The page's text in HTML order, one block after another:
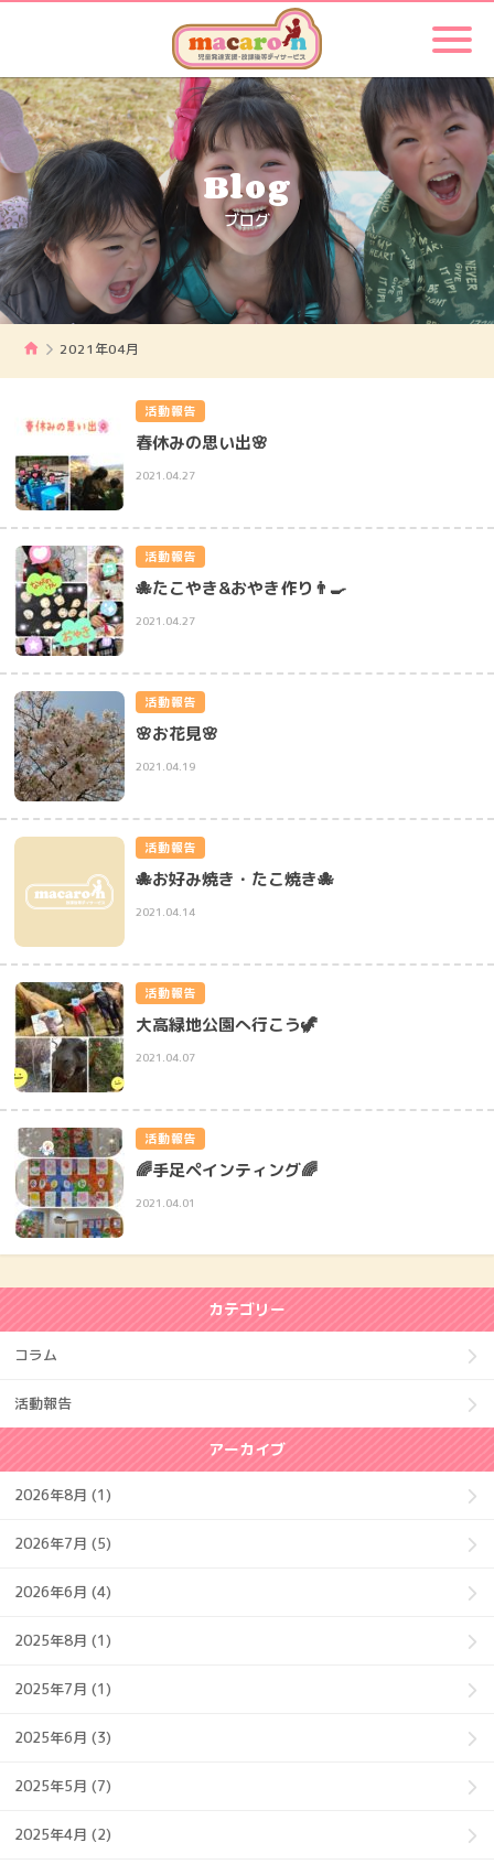
Blog
ブログ
2021年04月
活動報告
春休みの思い出🌸
2021.04.27
活動報告
🐙たこやき&おやき作り👨‍🍳
2021.04.27
活動報告
🌸お花見🌸
2021.04.19
活動報告
🐙お好み焼き・たこ焼き🐙
2021.04.14
活動報告
大高緑地公園へ行こう🦖
2021.04.07
活動報告
🌈手足ペインティング🌈
2021.04.01
カテゴリー
コラム
活動報告
アーカイブ
2026年8月 (1)
2026年7月 (5)
2026年6月 (4)
2025年8月 (1)
2025年7月 (1)
2025年6月 (3)
2025年5月 (7)
2025年4月 (2)